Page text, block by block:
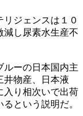
リジェンスは１０
減し尿素水生産不
ルーの日本国内主
井物産、日本液
入り相次いで出荷
という説明だ。